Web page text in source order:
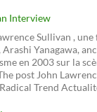
Interview
Sullivan ,
Arashi Yanagawa,
en 2003 sur la
post John
Trend